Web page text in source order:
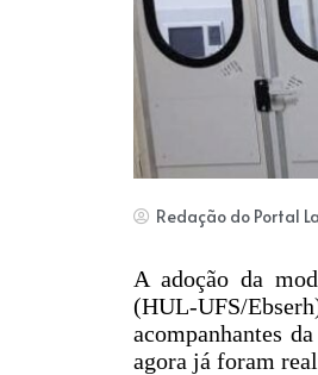
Redação do Portal
A adoção da
(HUL-UFS/
acompanhantes
agora já foram